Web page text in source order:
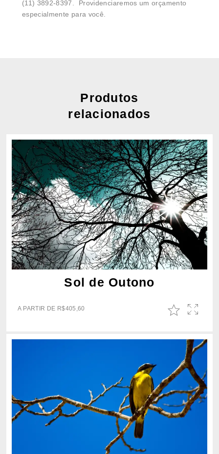
(11) 3892-8397. Providenciaremos um orçamento
especialmente para você.
Produtos
relacionados
Sol de Outono
A PARTIR DE R$405,60